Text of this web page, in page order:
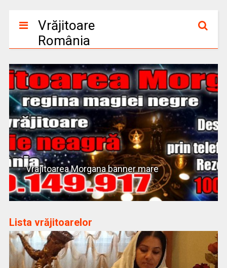
Vrăjitoare
România
Vrajitoarea Morgana banner mare
Lista vrăjitoarelor